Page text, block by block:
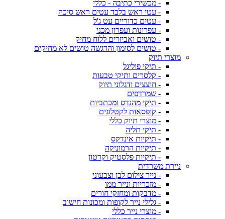
- מכשירי כתיבה - כללי
- עטי ראש בלבד עטים ראש סיכה
- עטים כדוריים עט ג'ל
- עפרונות ועפרון מכני
- טושים ואביזרים ללוח מחיק
- טושים לסימון והדגשה טושים לא מחיקים
מוצרי תיוק
- תיקי פוליגל
- קלסרים ותיקי טבעות
- חוצצים ודגלוני תיוק
- שמרדפים
- תיקי מהנדס ומכתביות
- קופסאות לקטלוגים
- מוצרי תיוק כללי
- תיקי תליה
- תיקיות אינדקס
- תיקיות הרמוניקה
- תיקיות פלסטיק וקרטון
ניירת משרדית
- נייר צילום לבן וצבעוני
- מזכריות ונייר ממו
- מדבקות ומחזקי חורים
- גלילי נייר לקופות ומכונות חישוב
- מוצרי נייר כללי